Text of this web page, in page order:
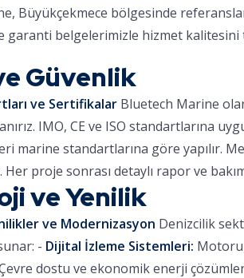
Büyükçekmece bölgesinde
garanti belgelerimizle hizmet
Güvenlik
ve Sertifikalar Bluetech Marine
IMO, CE ve ISO standartlarına
marine standartlarına göre yapılır.
proje sonrası detaylı rapor ve
ve Yenilik
ve Modernizasyon Denizcilik
- Dijital İzleme Sistemleri:
dostu ve ekonomik enerji